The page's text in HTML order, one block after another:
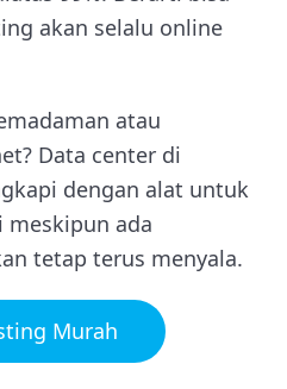
akan selalu online
atau
Data center di
dengan alat untuk
ada
tetap terus menyala.
Murah